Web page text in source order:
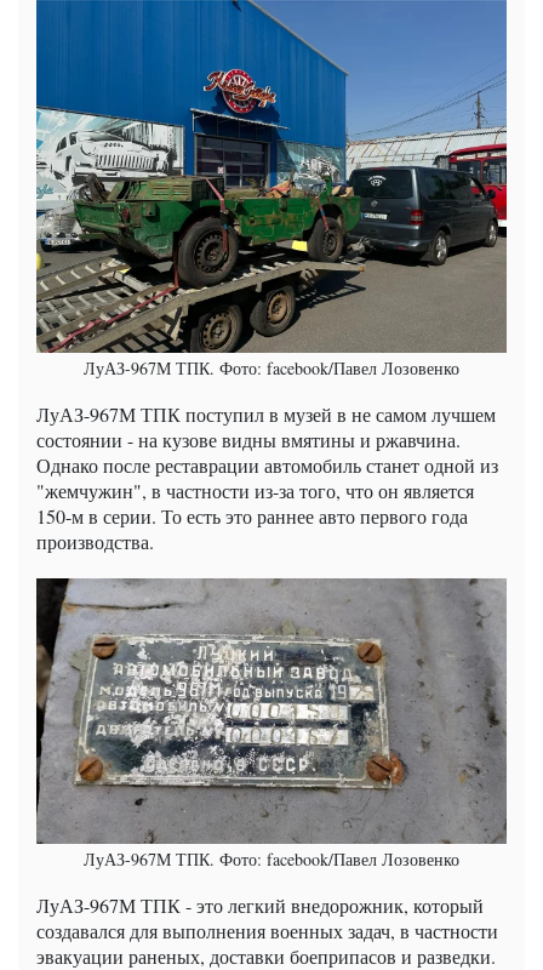
ЛуАЗ-967М ТПК. Фото: facebook/Павел Лозовенко
ЛуАЗ-967М ТПК поступил в музей в не самом лучшем
состоянии - на кузове видны вмятины и ржавчина.
Однако после реставрации автомобиль станет одной из
"жемчужин", в частности из-за того, что он является
150-м в серии. То есть это раннее авто первого года
производства.
ЛуАЗ-967М ТПК. Фото: facebook/Павел Лозовенко
ЛуАЗ-967М ТПК - это легкий внедорожник, который
создавался для выполнения военных задач, в частности
эвакуации раненых, доставки боеприпасов и разведки.